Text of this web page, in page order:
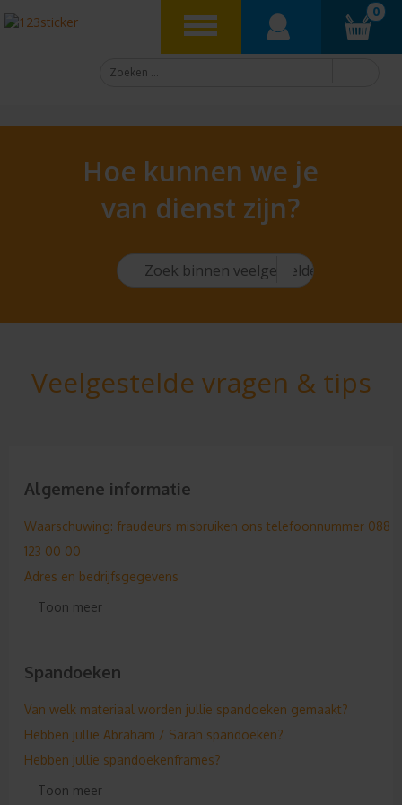
0
Hoe kunnen we je
van dienst zijn?
Veelgestelde vragen & tips
Algemene informatie
Waarschuwing: fraudeurs misbruiken ons telefoonnummer 088
123 00 00
Adres en bedrijfsgegevens
Hebben jullie nu een vacature?
Doen jullie aan sponsoring & korting?
Privacy- en Cookie Statement
De eerste, de beste!
Geen vaste formaten!
Toon meer
Spandoeken
Van welk materiaal worden jullie spandoeken gemaakt?
Hebben jullie Abraham / Sarah spandoeken?
Hebben jullie spandoekenframes?
Hoe kan ik een spandoekenframe bestellen?
Toon meer